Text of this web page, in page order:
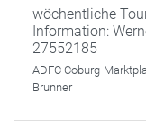
wöchentliche
Information:
27552185
ADFC Coburg
Brunner